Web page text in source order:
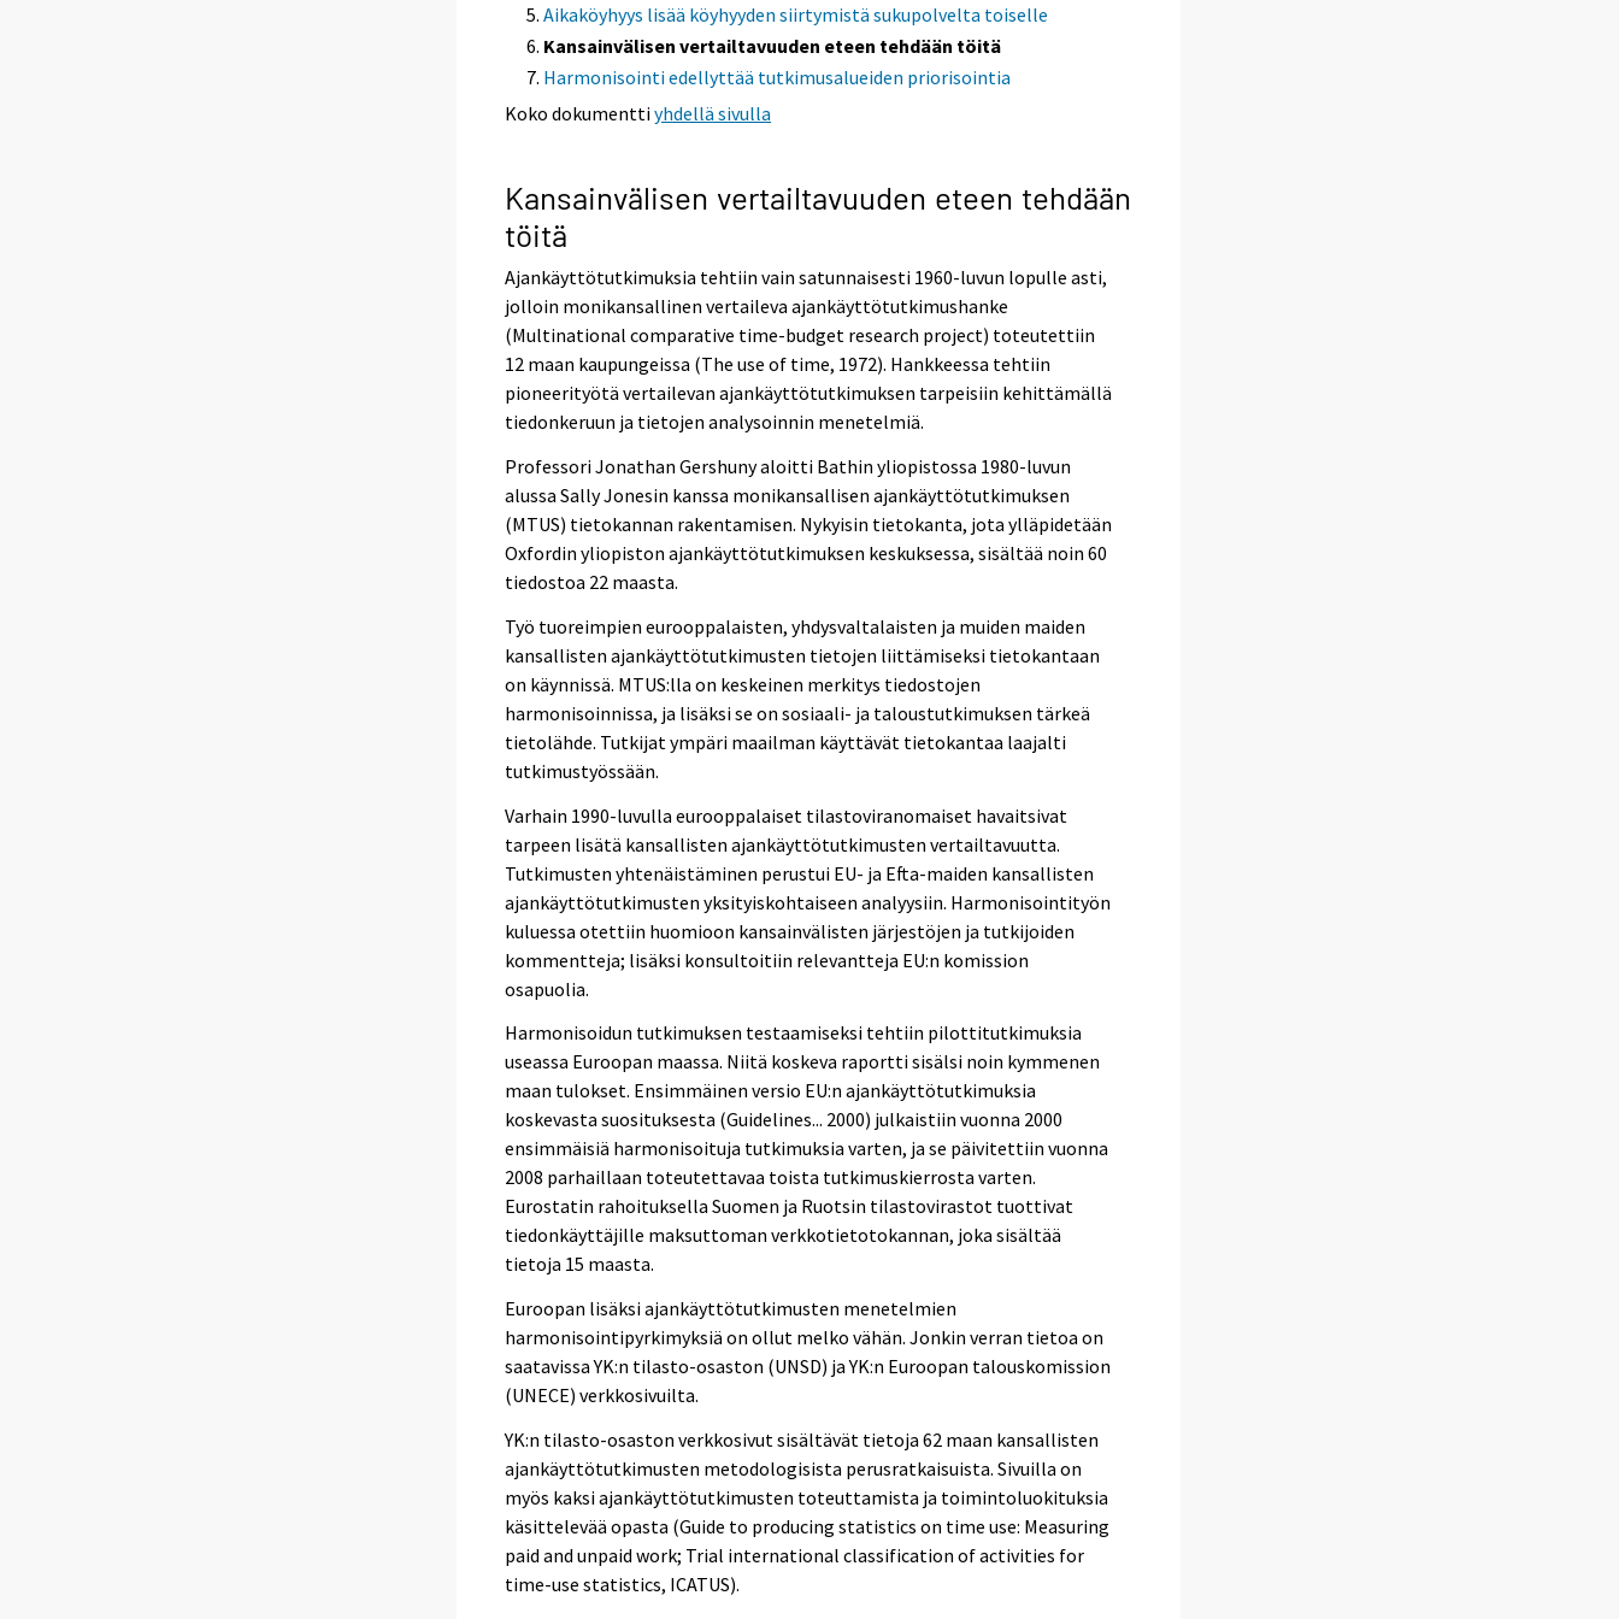
Aikaköyhyys lisää köyhyyden siirtymistä sukupolvelta toiselle
Kansainvälisen vertailtavuuden eteen tehdään töitä
Harmonisointi edellyttää tutkimusalueiden priorisointia
Koko dokumenttiyhdellä sivulla
Kansainvälisen vertailtavuuden eteen tehdään
töitä
Ajankäyttötutkimuksia tehtiin vain satunnaisesti 1960-luvun lopulle asti,
jolloin monikansallinen vertaileva ajankäyttötutkimushanke
(Multinational comparative time-budget research project) toteutettiin
12 maan kaupungeissa (The use of time, 1972). Hankkeessa tehtiin
pioneerityötä vertailevan ajankäyttötutkimuksen tarpeisiin kehittämällä
tiedonkeruun ja tietojen analysoinnin menetelmiä.
Professori Jonathan Gershuny aloitti Bathin yliopistossa 1980-luvun
alussa Sally Jonesin kanssa monikansallisen ajankäyttötutkimuksen
(MTUS) tietokannan rakentamisen. Nykyisin tietokanta, jota ylläpidetään
Oxfordin yliopiston ajankäyttötutkimuksen keskuksessa, sisältää noin 60
tiedostoa 22 maasta.
Työ tuoreimpien eurooppalaisten, yhdysvaltalaisten ja muiden maiden
kansallisten ajankäyttötutkimusten tietojen liittämiseksi tietokantaan
on käynnissä. MTUS:lla on keskeinen merkitys tiedostojen
harmonisoinnissa, ja lisäksi se on sosiaali- ja taloustutkimuksen tärkeä
tietolähde. Tutkijat ympäri maailman käyttävät tietokantaa laajalti
tutkimustyössään.
Varhain 1990-luvulla eurooppalaiset tilastoviranomaiset havaitsivat
tarpeen lisätä kansallisten ajankäyttötutkimusten vertailtavuutta.
Tutkimusten yhtenäistäminen perustui EU- ja Efta-maiden kansallisten
ajankäyttötutkimusten yksityiskohtaiseen analyysiin. Harmonisointityön
kuluessa otettiin huomioon kansainvälisten järjestöjen ja tutkijoiden
kommentteja; lisäksi konsultoitiin relevantteja EU:n komission
osapuolia.
Harmonisoidun tutkimuksen testaamiseksi tehtiin pilottitutkimuksia
useassa Euroopan maassa. Niitä koskeva raportti sisälsi noin kymmenen
maan tulokset. Ensimmäinen versio EU:n ajankäyttötutkimuksia
koskevasta suosituksesta (Guidelines... 2000) julkaistiin vuonna 2000
ensimmäisiä harmonisoituja tutkimuksia varten, ja se päivitettiin vuonna
2008 parhaillaan toteutettavaa toista tutkimuskierrosta varten.
Eurostatin rahoituksella Suomen ja Ruotsin tilastovirastot tuottivat
tiedonkäyttäjille maksuttoman verkkotietotokannan, joka sisältää
tietoja 15 maasta.
Euroopan lisäksi ajankäyttötutkimusten menetelmien
harmonisointipyrkimyksiä on ollut melko vähän. Jonkin verran tietoa on
saatavissa YK:n tilasto-osaston (UNSD) ja YK:n Euroopan talouskomission
(UNECE) verkkosivuilta.
YK:n tilasto-osaston verkkosivut sisältävät tietoja 62 maan kansallisten
ajankäyttötutkimusten metodologisista perusratkaisuista. Sivuilla on
myös kaksi ajankäyttötutkimusten toteuttamista ja toimintoluokituksia
käsittelevää opasta (Guide to producing statistics on time use: Measuring
paid and unpaid work; Trial international classification of activities for
time-use statistics, ICATUS).